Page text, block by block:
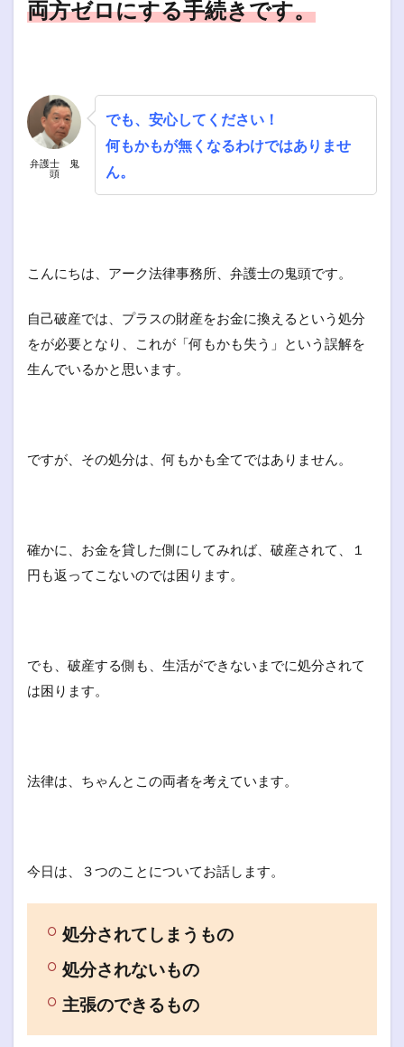
両方ゼロにする手続きです。
弁護士 鬼
頭
でも、安心してください！
何もかもが無くなるわけではありませ
ん。
こんにちは、アーク法律事務所、弁護士の鬼頭です。
自己破産では、プラスの財産をお金に換えるという処分
をが必要となり、これが「何もかも失う」という誤解を
生んでいるかと思います。
ですが、その処分は、何もかも全てではありません。
確かに、お金を貸した側にしてみれば、破産されて、１
円も返ってこないのでは困ります。
でも、破産する側も、生活ができないまでに処分されて
は困ります。
法律は、ちゃんとこの両者を考えています。
今日は、３つのことについてお話します。
処分されてしまうもの
処分されないもの
主張のできるもの